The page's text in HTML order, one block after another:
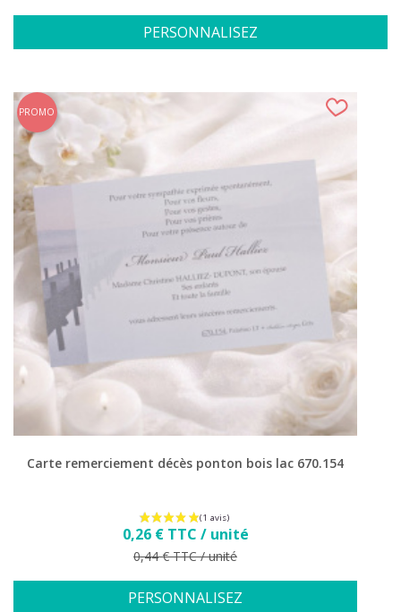
PERSONNALISEZ
Carte remerciement décès ponton bois lac 670.154
Prix
0,26 € TTC / unité
Prix de base
0,44 € TTC / unité
PERSONNALISEZ
PROMO